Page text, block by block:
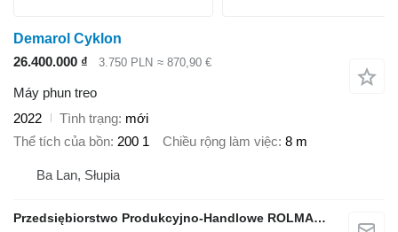
Demarol Cyklon
26.400.000 ₫
3.750 PLN ≈ 870,90 €
Máy phun treo
2022
Tình trạng mới
Thể tích của bồn 200 1 Chiều rộng làm việc 8 m
Ba Lan, Słupia
Przedsiębiorstwo Produkcyjno-Handlowe ROLMAPOL Marcin Dziekan